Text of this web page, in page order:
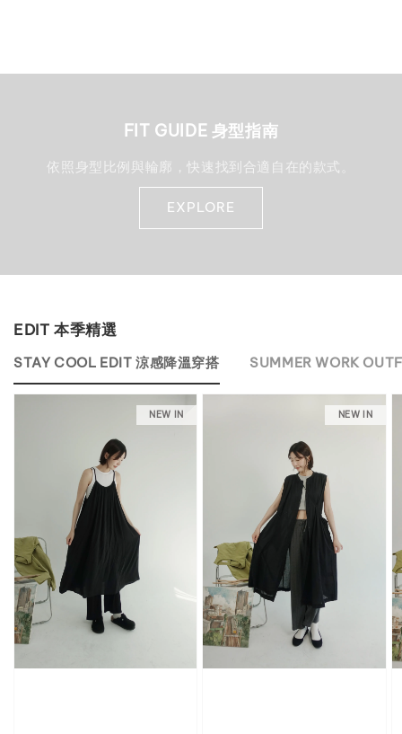
FIT GUIDE 身型指南
依照身型比例與輪廓，快速找到合適自在的款式。
EXPLORE
EDIT 本季精選
STAY COOL EDIT 涼感降溫穿搭 SUMMER WORK
NEW IN NEW IN